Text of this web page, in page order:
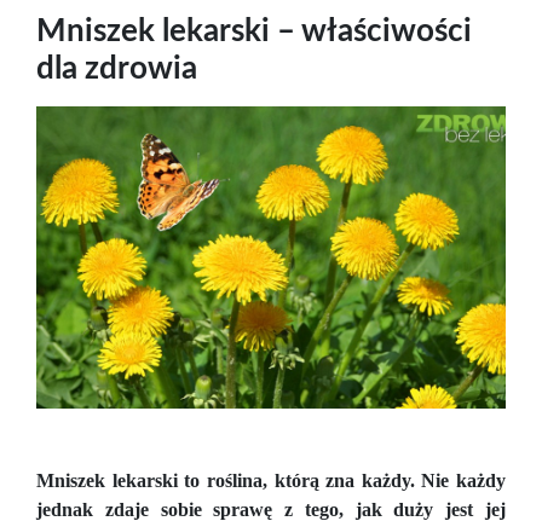
Mniszek lekarski – właściwości
dla zdrowia
Mniszek lekarski to roślina, którą zna każdy. Nie każdy
jednak zdaje sobie sprawę z tego, jak duży jest jej